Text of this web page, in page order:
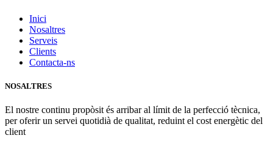
Inici
Nosaltres
Serveis
Clients
Contacta-ns
NOSALTRES
El nostre continu propòsit és arribar al límit de la perfecció tècnica,
per oferir un servei quotidià de qualitat, reduint el cost energètic del
client